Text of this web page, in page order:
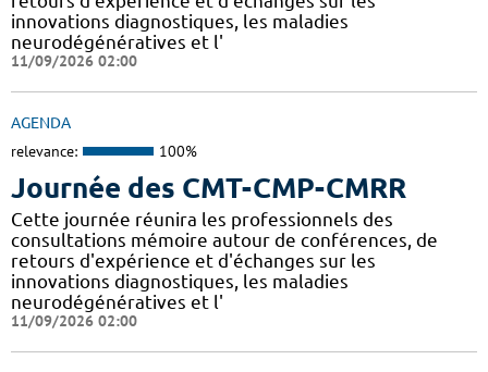
innovations diagnostiques, les maladies
neurodégénératives et l'
11/09/2026 02:00
AGENDA
relevance: 100%
Journée des CMT-CMP-CMRR
Cette journée réunira les professionnels des
consultations mémoire autour de conférences, de
retours d'expérience et d'échanges sur les
innovations diagnostiques, les maladies
neurodégénératives et l'
11/09/2026 02:00